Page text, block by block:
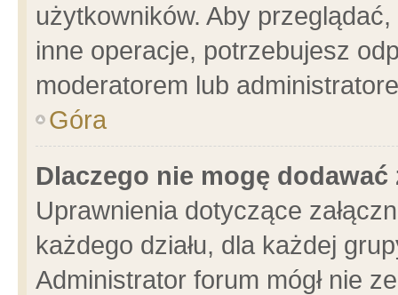
użytkowników. Aby
inne operacje, potrzebujesz
moderatorem lub
Góra
Dlaczego nie mogę dodawać
Uprawnienia dotyczące
każdego działu, dla każdej
Administrator forum mógł nie